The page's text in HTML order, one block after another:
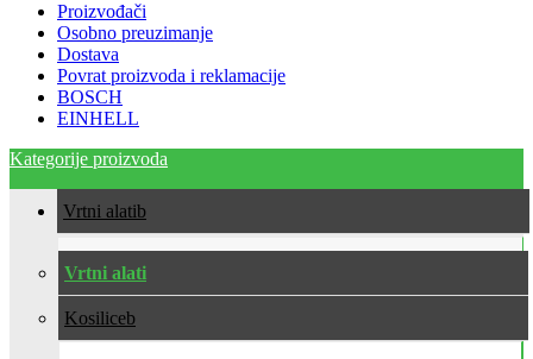
Proizvođači
Osobno preuzimanje
Dostava
Povrat proizvoda i reklamacije
BOSCH
EINHELL
Kategorije proizvoda
Vrtni alati
Vrtni alati
Kosilice